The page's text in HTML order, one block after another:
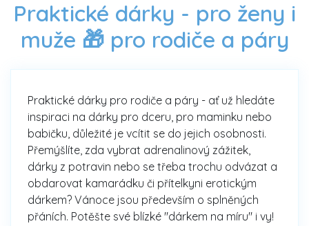
Praktické dárky - pro ženy i
muže 🎁 pro rodiče a páry
Praktické dárky pro rodiče a páry - ať už hledáte
inspiraci na dárky pro dceru, pro maminku nebo
babičku, důležité je vcítit se do jejich osobnosti.
Přemýšlíte, zda vybrat adrenalinový zážitek,
dárky z potravin nebo se třeba trochu odvázat a
obdarovat kamarádku či přítelkyni erotickým
dárkem? Vánoce jsou především o splněných
přáních. Potěšte své blízké "dárkem na míru" i vy!